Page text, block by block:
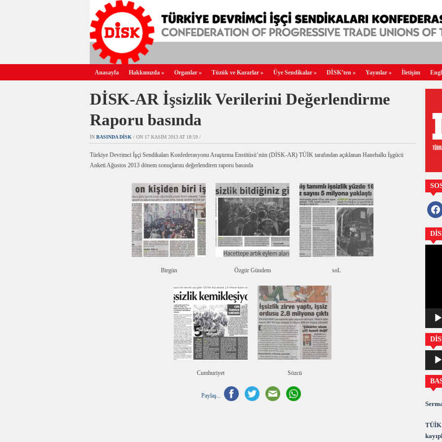
Anasayfa Hakkımızda » Organlar » Tüzük ve Kararlar » Üye Sendikalar » DİSK’ten » Yayınlar » İletişim
DİSK-AR İşsizlik Verilerini Değerlendirme
Raporu basında
IN BASINDA DİSK / ON 17 KASIM 2013 AT 18:59 /
Türkiye Devrimci İşçi Sendikaları Konfederasyonu Araştırma Enstitüsü’nün (DİSK-AR) TÜİK tarafından açıklanan Hanehalkı İşgücü
Anketi Ağustos 2013 dönem sonuçlarını değerlendiren raporu basında
Birgün Özgür Gündem soL
Cumhuriyet Sözcü
Paylaş...
oynatıcı
TÜİK